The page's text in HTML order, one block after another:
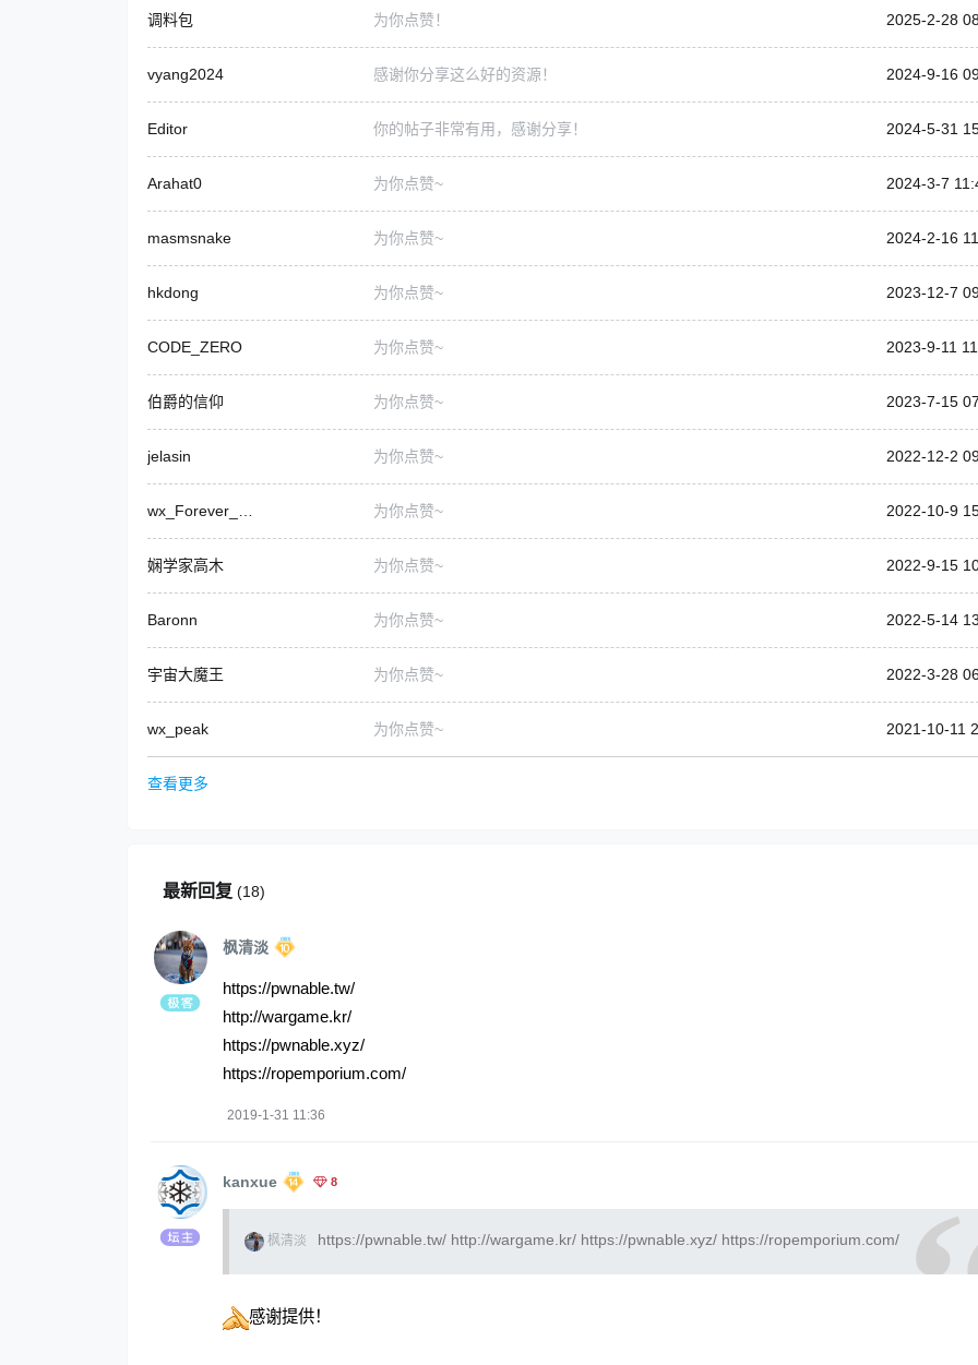
调料包 为你点赞！ 2025-2-28
vyang2024 感谢你分享这么好的资源！ 2024-9-16
Editor 你的帖子非常有用，感谢分享！ 2024-5-31
Arahat0 为你点赞~ 2024-3-7
masmsnake 为你点赞~ 2024-2-16
hkdong 为你点赞~ 2023-12-7
CODE_ZERO 为你点赞~ 2023-9-11
伯爵的信仰 为你点赞~ 2023-7-15
jelasin 为你点赞~ 2022-12-2
为你点赞~ 2022-10-9
娴学家高木 为你点赞~ 2022-9-15
Baronn 为你点赞~ 2022-5-14
宇宙大魔王 为你点赞~ 2022-3-28
wx_peak 为你点赞~ 2021-10-11
查看更多
最新回复 (18)
枫清淡
https://pwnable.tw/
http://wargame.kr/
https://pwnable.xyz/
https://ropemporium.com/
2019-1-31 11:36
kanxue 8
枫清淡 https://pwnable.tw/ http://wargame.kr/ https://pwnable.xyz/ https://ropemporium.com/
感谢提供！